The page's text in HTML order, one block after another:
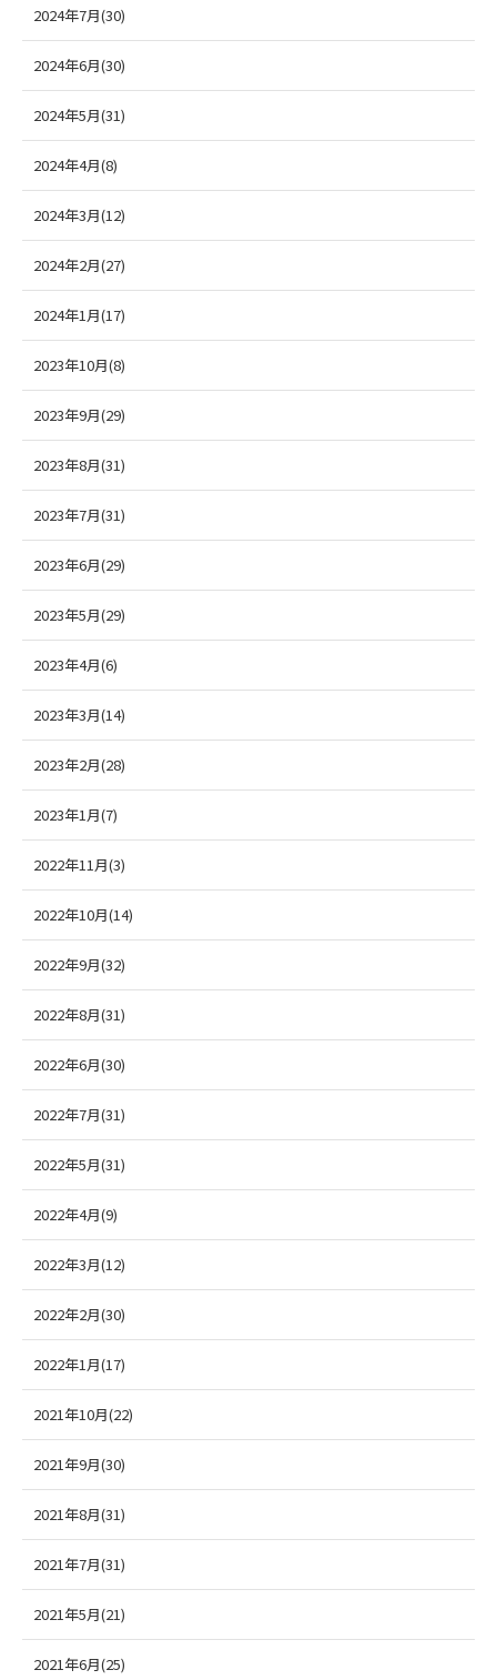
2024年7月(30)
2024年6月(30)
2024年5月(31)
2024年4月(8)
2024年3月(12)
2024年2月(27)
2024年1月(17)
2023年10月(8)
2023年9月(29)
2023年8月(31)
2023年7月(31)
2023年6月(29)
2023年5月(29)
2023年4月(6)
2023年3月(14)
2023年2月(28)
2023年1月(7)
2022年11月(3)
2022年10月(14)
2022年9月(32)
2022年8月(31)
2022年6月(30)
2022年7月(31)
2022年5月(31)
2022年4月(9)
2022年3月(12)
2022年2月(30)
2022年1月(17)
2021年10月(22)
2021年9月(30)
2021年8月(31)
2021年7月(31)
2021年5月(21)
2021年6月(25)